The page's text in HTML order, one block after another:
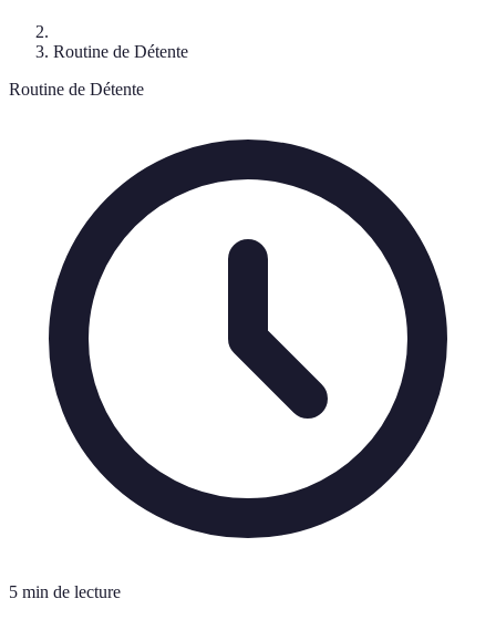
Routine de Détente
Routine de Détente
5 min de lecture